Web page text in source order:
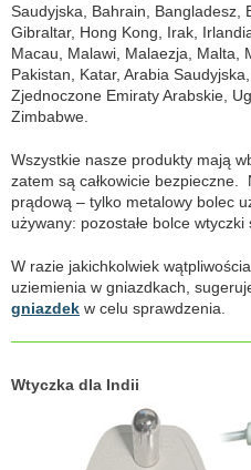
Saudyjska, Bahrain, Bangladesz,
Gibraltar, Hong Kong, Irak,
Macau, Malawi, Malaezja, Malta,
Pakistan, Katar, Arabia
Zjednoczone Emiraty Arabskie,
Zimbabwe.
Wszystkie nasze produkty mają
zatem są całkowicie bezpieczne.
prądową – tylko metalowy bolec
używany: pozostałe bolce wtyczki
W razie jakichkolwiek
uziemienia w gniazdkach,
gniazdek w celu sprawdzenia.
Wtyczka dla Indii